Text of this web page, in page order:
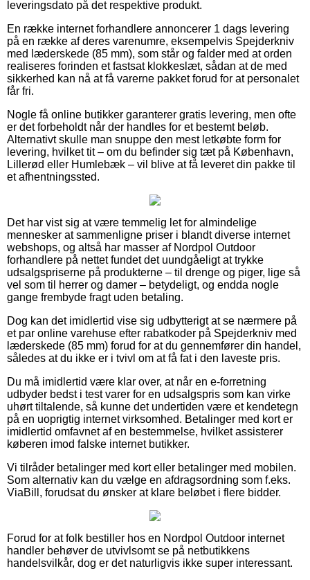
leveringsdato på det respektive produkt.
En række internet forhandlere annoncerer 1 dags levering
på en række af deres varenumre, eksempelvis Spejderkniv
med læderskede (85 mm), som står og falder med at orden
realiseres forinden et fastsat klokkeslæt, sådan at de med
sikkerhed kan nå at få varerne pakket forud for at personalet
får fri.
Nogle få online butikker garanterer gratis levering, men ofte
er det forbeholdt når der handles for et bestemt beløb.
Alternativt skulle man snuppe den mest letkøbte form for
levering, hvilket tit – om du befinder sig tæt på København,
Lillerød eller Humlebæk – vil blive at få leveret din pakke til
et afhentningssted.
Det har vist sig at være temmelig let for almindelige
mennesker at sammenligne priser i blandt diverse internet
webshops, og altså har masser af Nordpol Outdoor
forhandlere på nettet fundet det uundgåeligt at trykke
udsalgspriserne på produkterne – til drenge og piger, lige så
vel som til herrer og damer – betydeligt, og endda nogle
gange frembyde fragt uden betaling.
Dog kan det imidlertid vise sig udbytterigt at se nærmere på
et par online varehuse efter rabatkoder på Spejderkniv med
læderskede (85 mm) forud for at du gennemfører din handel,
således at du ikke er i tvivl om at få fat i den laveste pris.
Du må imidlertid være klar over, at når en e-forretning
udbyder bedst i test varer for en udsalgspris som kan virke
uhørt tiltalende, så kunne det undertiden være et kendetegn
på en uoprigtig internet virksomhed. Betalinger med kort er
imidlertid omfavnet af en bestemmelse, hvilket assisterer
køberen imod falske internet butikker.
Vi tilråder betalinger med kort eller betalinger med mobilen.
Som alternativ kan du vælge en afdragsordning som f.eks.
ViaBill, forudsat du ønsker at klare beløbet i flere bidder.
Forud for at folk bestiller hos en Nordpol Outdoor internet
handler behøver de utvivlsomt se på netbutikkens
handelsvilkår, dog er det naturligvis ikke super interessant.